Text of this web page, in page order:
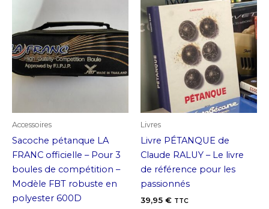
Accessoires
Sacoche pétanque LA
FRANC officielle – Pour 3
boules de compétition –
Modèle FBT robuste en
polyester 600D
Livres
Livre PÉTANQUE de
Claude RALUY – Le livre
de référence pour les
passionnés
39,95 € TTC